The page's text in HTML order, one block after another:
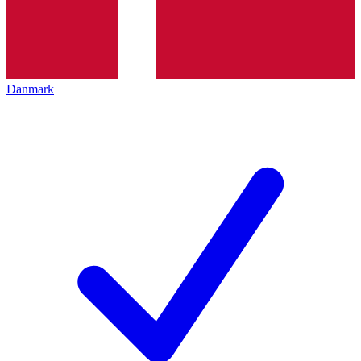
Danmark